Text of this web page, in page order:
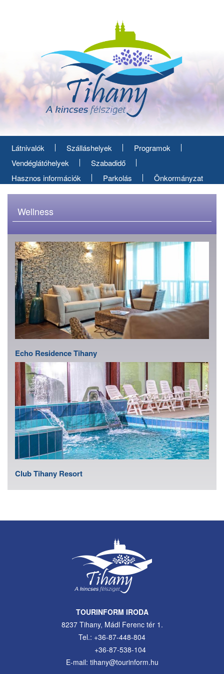
Látnivalók Szálláshelyek
Programok
Vendéglátóhelyek
Szabadidő
Hasznos információk
Parkolás Önkormányzat
Wellness
Echo Residence Tihany
Club Tihany Resort
TOURINFORM IRODA
8237 Tihany, Mádl Ferenc tér 1.
Tel.: +36-87-448-804
+36-87-538-104
E-mail: tihany@tourinform.hu